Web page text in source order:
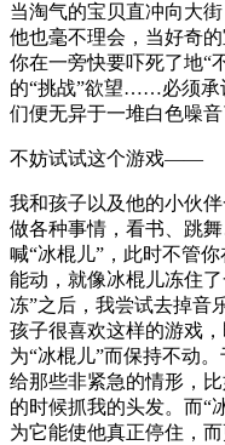
当淘气的宝贝直冲向大
他也毫不理会，当好奇
你在一旁快要吓死了地“
的“挑战”欲望……必须承
们便无异于一堆白色噪
不妨试试这个游戏——
我和孩子以及他的小伙
做各种事情，看书、跳
喊“冰棍儿”，此时不管
能动，就像冰棍儿冻住
冻”之后，我尝试去掉音
孩子很喜欢这样的游戏
为“冰棍儿”而保持不动
给那些非紧急的情形，
的时候抓我的头发。而
为它能使他真正停住，